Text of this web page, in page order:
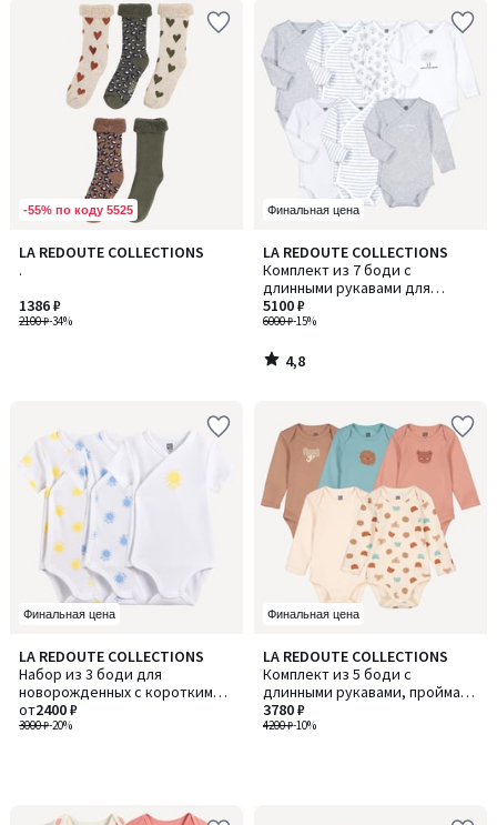
-55% по коду 5525
LA REDOUTE COLLECTIONS
.
2100 ₽-34%
1386 ₽
Финальная цена
LA REDOUTE COLLECTIONS
Комплект из 7 боди с
длинными рукавами для
новорожденных
6000 ₽-15%
5100 ₽
4,8
/ 5
4,8
/
Финальная цена
LA REDOUTE COLLECTIONS
Набор из 3 боди для
новорожденных с коротким
рукавом, из хлопка, с принтом
«солнышки»
3000 ₽-20%
от2400 ₽
Финальная цена
LA REDOUTE COLLECTIONS
Комплект из 5 боди с
длинными рукавами, пройма
американская
анималистические мотивы
4200 ₽-10%
3780 ₽